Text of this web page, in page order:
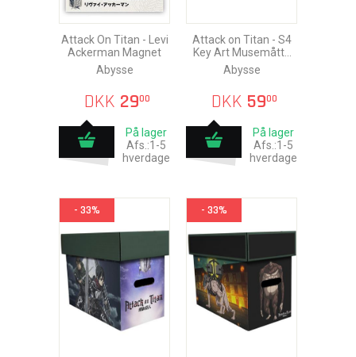
Attack On Titan - Levi
Ackerman Magnet
Abysse
DKK 2900
På lager
Afs.:1-5
hverdage
Attack on Titan - S4
Key Art Musemåtte
23x19cm
Abysse
DKK 5900
På lager
Afs.:1-5
hverdage
- 33% - 33%